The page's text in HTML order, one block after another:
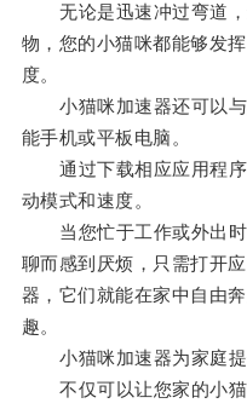
无论是迅速冲过弯道，
物，您的小猫咪都能够发
度。
小猫咪加速器还可以与
能手机或平板电脑。
通过下载相应应用程序
动模式和速度。
当您忙于工作或外出时
聊而感到厌烦，只需打开
器，它们就能在家中自由
趣。
小猫咪加速器为家庭提
不仅可以让您家的小猫